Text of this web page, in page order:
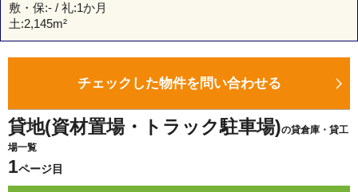
敷・保:- / 礼:1か月
土:2,145m²
チェックした物件を問い合わせる
貸地(資材置場・トラック駐車場)の貸倉庫・貸工
場一覧
1ページ目